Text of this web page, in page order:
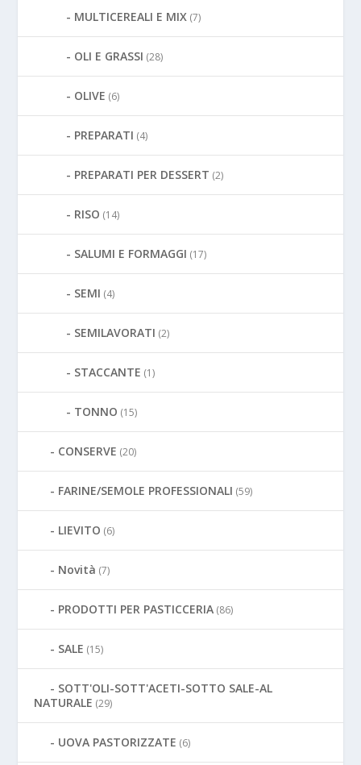
MULTICEREALI E MIX (7)
OLI E GRASSI (28)
OLIVE (6)
PREPARATI (4)
PREPARATI PER DESSERT (2)
RISO (14)
SALUMI E FORMAGGI (17)
SEMI (4)
SEMILAVORATI (2)
STACCANTE (1)
TONNO (15)
CONSERVE (20)
FARINE/SEMOLE PROFESSIONALI (59)
LIEVITO (6)
Novità (7)
PRODOTTI PER PASTICCERIA (86)
SALE (15)
SOTT'OLI-SOTT'ACETI-SOTTO SALE-AL
NATURALE (29)
UOVA PASTORIZZATE (6)